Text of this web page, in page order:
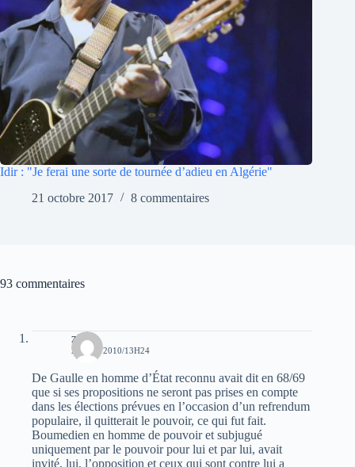
Idir : "Je ferai une sorte de tournée d’adieu en Algérie"
21 octobre 2017
8 commentaires
93 commentaires
zino
28 MAI 2010/13H24
De Gaulle en homme d’État reconnu avait dit en 68/69
que si ses propositions ne seront pas prises en compte
dans les élections prévues en l’occasion d’un refrendum
populaire, il quitterait le pouvoir, ce qui fut fait.
Boumedien en homme de pouvoir et subjugué
uniquement par le pouvoir pour lui et par lui, avait
invité, lui, l’opposition et ceux qui sont contre lui a